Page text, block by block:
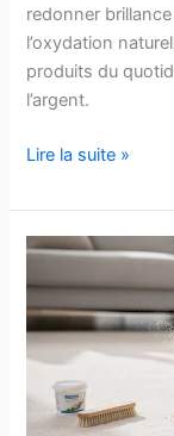
redonner
l’oxydation
produits du
l’argent.
Nettoyer
argent
:
et
conseils
Lire la suite »